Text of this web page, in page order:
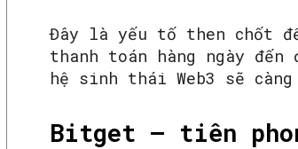
Đây là yếu tố then chốt
thanh toán hàng ngày
hệ sinh thái Web3 sẽ
Bitget – tiên